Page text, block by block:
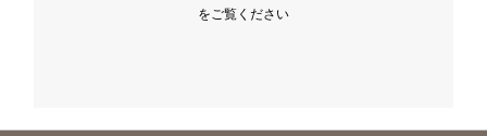
をご覧ください